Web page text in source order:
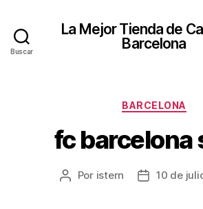
Buscar
La Mejor Tienda de
Barcelona
BARCELONA
fc barcelona
Autor
Por istern
Fecha
10 de